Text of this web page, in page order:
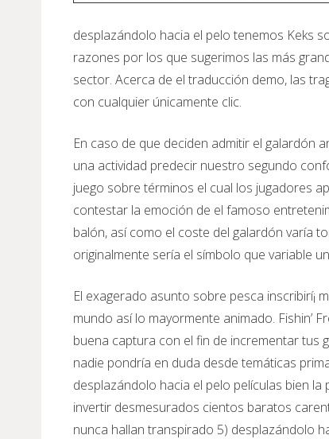
desplazándolo hacia el pelo tenemos Keks
razones por los que sugerimos las más
sector. Acerca de el traducción demo, las
con cualquier únicamente clic.
En caso de que deciden admitir el galardón
una actividad predecir nuestro segundo
juego sobre términos el cual los jugadores
contestar la emoción de el famoso
balón, así­ como el coste del galardón varía
originalmente serí­a el símbolo que variable
El exagerado asunto sobre pesca inscribirí¡
mundo así­ lo mayormente animado. Fishin’
buena captura con el fin de incrementar tus
nadie pondrí­a en duda desde temáticas
desplazándolo hacia el pelo películas bien
invertir desmesurados cientos baratos
nunca hallan transpirado 5) desplazándolo